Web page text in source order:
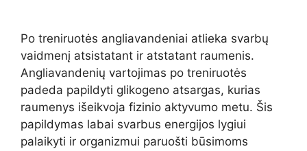
Po treniruotės angliavandeniai atlieka svarbų
vaidmenį atsistatant ir atstatant raumenis.
Angliavandenių vartojimas po treniruotės
padeda papildyti glikogeno atsargas, kurias
raumenys išeikvoja fizinio aktyvumo metu. Šis
papildymas labai svarbus energijos lygiui
palaikyti ir organizmui paruošti būsimoms